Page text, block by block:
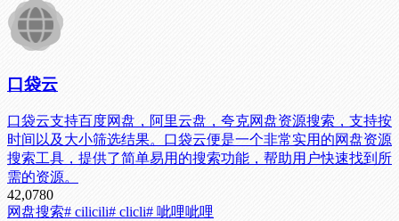
口袋云
口袋云支持百度网盘，阿里云盘，夸克网盘资源搜索，支持按
时间以及大小筛选结果。口袋云便是一个非常实用的网盘资源
搜索工具，提供了简单易用的搜索功能，帮助用户快速找到所
需的资源。
42,0780
网盘搜索# cilicili# clicli# 呲哩呲哩